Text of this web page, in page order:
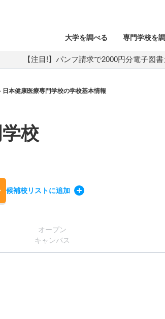
大学を調べる 専門学校を
【注目!】パンフ請求で2000円分電子図
日本健康医療専門学校の学校基本情報
校
候補校リストに追加
オープン
キャンパス